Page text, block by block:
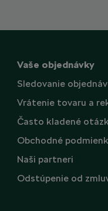
Vaše objednávky
Sledovanie
Vrátenie tovaru a
Často kladené
Obchodné
Naši partneri
Odstúpenie od